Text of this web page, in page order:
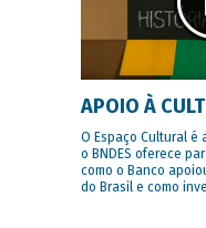
APOIO À
O Espaço Cultural é
o BNDES oferece
como o Banco
do Brasil e como